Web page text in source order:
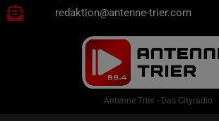
redaktion@antenne-trier.com
Antenne Trier - Das Cityradio